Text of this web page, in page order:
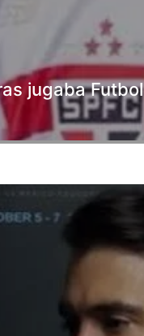
jugaba Futbol